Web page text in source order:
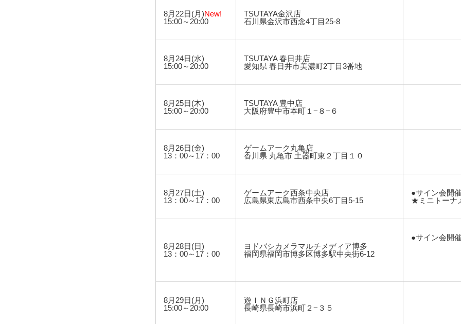
8月22日(月)New!
15:00～20:00
TSUTAYA金沢店
石川県金沢市西念4丁目25-8
8月24日(水)
15:00～20:00
TSUTAYA 春日井店
愛知県 春日井市美濃町2丁目3番地
8月25日(木)
15:00～20:00
TSUTAYA 豊中店
大阪府豊中市本町１−８−６
8月26日(金)
13：00～17：00
ゲームアーク丸亀店
香川県 丸亀市 土器町東２丁目１０
8月27日(土)
13：00～17：00
ゲームアーク西条中央店
広島県東広島市西条中央6丁目5-15
●サイン会開
★ミニトーナ
8月28日(日)
13：00～17：00
ヨドバシカメラマルチメディア博多
福岡県福岡市博多区博多駅中央街6-12
●サイン会開
8月29日(月)
15:00～20:00
遊ＩＮＧ浜町店
長崎県長崎市浜町２−３５